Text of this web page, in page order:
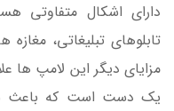
دارای اشکال متفاوتی
تابلوهای تبلیغاتی،
مزایای دیگر این لامپ ها
یک دست است که باعث